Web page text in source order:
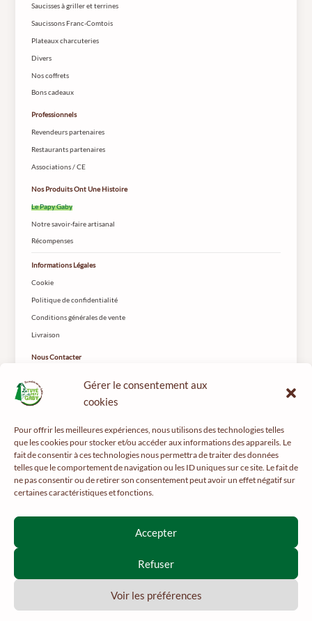
Gérer le consentement aux
cookies
Pour offrir les meilleures expériences, nous utilisons des technologies telles
que les cookies pour stocker et/ou accéder aux informations des appareils. Le
fait de consentir à ces technologies nous permettra de traiter des données
telles que le comportement de navigation ou les ID uniques sur ce site. Le fait de
ne pas consentir ou de retirer son consentement peut avoir un effet négatif sur
certaines caractéristiques et fonctions.
Accepter
Refuser
Voir les préférences
Saucisses à griller et terrines
Saucissons Franc-Comtois
Plateaux charcuteries
Divers
Nos coffrets
Bons cadeaux
Professionnels
Revendeurs partenaires
Restaurants partenaires
Associations / CE
Nos Produits Ont Une Histoire
Le Papy Gaby
Notre savoir-faire artisanal
Récompenses
Informations Légales
Cookie
Politique de confidentialité
Conditions générales de vente
Livraison
Nous Contacter
2 rue les Coteys
25650 Gilley
Pour votre santé, pratiquez une activité physique régulière -
Interdiction de vente de boissons alcooliques aux mineurs de
moins de 18 ans